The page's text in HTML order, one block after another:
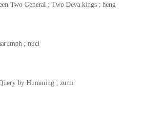
Two General ; Two Deva kings ; heng
; nuci
by Humming ; zumi